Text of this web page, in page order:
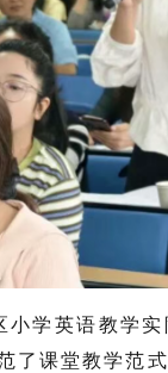
小学英语教学
了课堂教学范